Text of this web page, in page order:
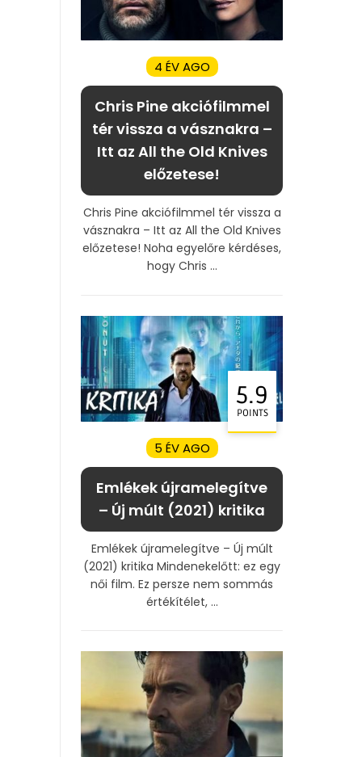
4 ÉV AGO
Chris Pine akciófilmmel
tér vissza a vásznakra –
Itt az All the Old Knives
előzetese!
Chris Pine akciófilmmel tér vissza a
vásznakra – Itt az All the Old Knives
előzetese! Noha egyelőre kérdéses,
hogy Chris ...
5.9
POINTS
5 ÉV AGO
Emlékek újramelegítve
– Új múlt (2021) kritika
Emlékek újramelegítve – Új múlt
(2021) kritika Mindenekelőtt: ez egy
női film. Ez persze nem sommás
értékítélet, ...